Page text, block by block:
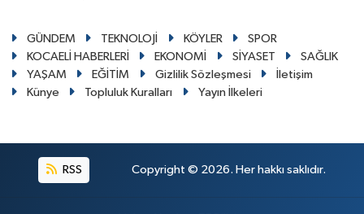
GÜNDEM TEKNOLOJİ KÖYLER
SPOR
KOCAELİ HABERLERİ
EKONOMİ SİYASET
SAĞLIK
YAŞAM
EĞİTİM Gizlilik Sözleşmesi
İletişim
Künye
Topluluk Kuralları Yayın İlkeleri
RSS Copyright © 2026. Her hakkı saklıdır.